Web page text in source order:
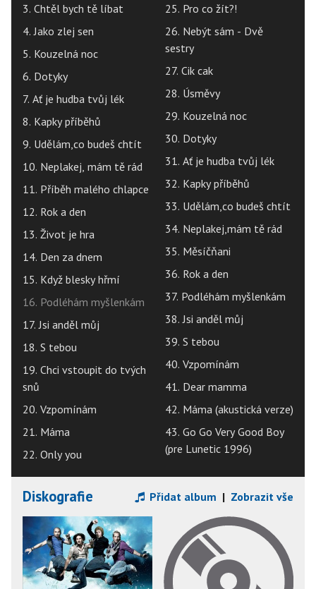
3. Chtěl bych tě líbat
4. Jako zlej sen
5. Kouzelná noc
6. Dotyky
7. Ať je hudba tvůj lék
8. Kapky příběhů
9. Udělám,co budeš chtít
10. Neplakej, mám tě rád
11. Příběh malého chlapce
12. Rok a den
13. Život je hra
14. Den za dnem
15. Když blesky hřmí
16. Podléhám myšlenkám
17. Jsi anděl můj
18. S tebou
19. Chci vstoupit do tvých
snů
20. Vzpomínám
21. Máma
22. Only you
25. Pro co žít?!
26. Nebýt sám - Dvě
sestry
27. Cik cak
28. Úsměvy
29. Kouzelná noc
30. Dotyky
31. Ať je hudba tvůj lék
32. Kapky příběhů
33. Udělám,co budeš chtít
34. Neplakej,mám tě rád
35. Měsíčňani
36. Rok a den
37. Podléhám myšlenkám
38. Jsi anděl můj
39. S tebou
40. Vzpomínám
41. Dear mamma
42. Máma (akustická verze)
43. Go Go Very Good Boy
(pre Lunetic 1996)
Diskografie Přidat album | Zobrazit vše